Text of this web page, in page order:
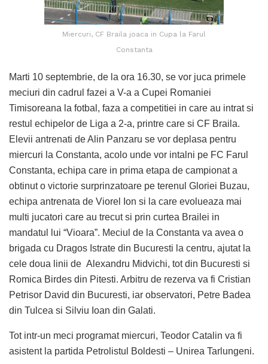
Miercuri, CF Braila joaca in Cupa la Farul
Constanta
Marti 10 septembrie, de la ora 16.30, se vor juca primele
meciuri din cadrul fazei a V-a a Cupei Romaniei
Timisoreana la fotbal, faza a competitiei in care au intrat si
restul echipelor de Liga a 2-a, printre care si CF Braila.
Elevii antrenati de Alin Panzaru se vor deplasa pentru
miercuri la Constanta, acolo unde vor intalni pe FC Farul
Constanta, echipa care in prima etapa de campionat a
obtinut o victorie surprinzatoare pe terenul Gloriei Buzau,
echipa antrenata de Viorel Ion si la care evolueaza mai
multi jucatori care au trecut si prin curtea Brailei in
mandatul lui “Vioara”. Meciul de la Constanta va avea o
brigada cu Dragos Istrate din Bucuresti la centru, ajutat la
cele doua linii de Alexandru Midvichi, tot din Bucuresti si
Romica Birdes din Pitesti. Arbitru de rezerva va fi Cristian
Petrisor David din Bucuresti, iar observatori, Petre Badea
din Tulcea si Silviu Ioan din Galati.
Tot intr-un meci programat miercuri, Teodor Catalin va fi
asistent la partida Petrolistul Boldesti – Unirea Tarlungeni.